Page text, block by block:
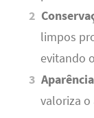
limpos
evitando
Aparência
valoriza